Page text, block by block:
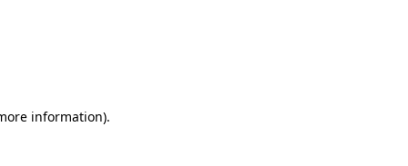
information).